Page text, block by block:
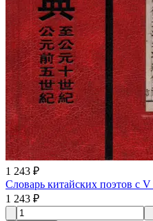
1 243 ₽
Словарь китайских поэтов с
1 243 ₽